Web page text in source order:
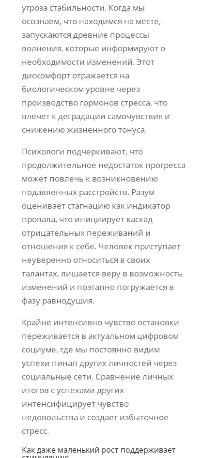
угроза стабильности. Когда мы
осознаем, что находимся на месте,
запускаются древние процессы
волнения, которые информируют о
необходимости изменений. Этот
дискомфорт отражается на
биологическом уровне через
производство гормонов стресса, что
влечет к деградации самочувствия и
снижению жизненного тонуса.
Психологи подчеркивают, что
продолжительное недостаток прогресса
может повлечь к возникновению
подавленных расстройств. Разум
оценивает стагнацию как индикатор
провала, что инициирует каскад
отрицательных переживаний и
отношения к себе. Человек приступает
неуверенно относиться в своих
талантах, лишается веру в возможность
изменений и поэтапно погружается в
фазу равнодушия.
Крайне интенсивно чувство остановки
переживается в актуальном цифровом
социуме, где мы постоянно видим
успехи пинап других личностей через
социальные сети. Сравнение личных
итогов с успехами других
интенсифицирует чувство
недовольства и создает избыточное
стресс.
Как даже маленький рост поддерживает